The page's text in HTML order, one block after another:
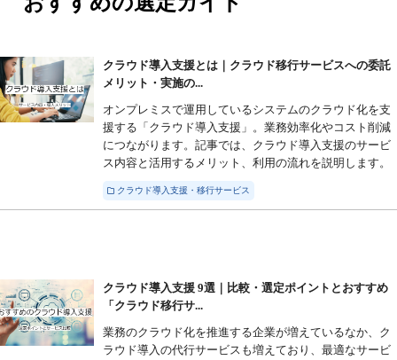
クラウド導入支援とは｜クラウド移行サービスへの委託
メリット・実施の...
オンプレミスで運用しているシステムのクラウド化を支
援する「クラウド導入支援」。業務効率化やコスト削減
につながります。記事では、クラウド導入支援のサービ
ス内容と活用するメリット、利用の流れを説明します。
クラウド導入支援・移行サービス
クラウド導入支援 9選｜比較・選定ポイントとおすすめ
「クラウド移行サ...
業務のクラウド化を推進する企業が増えているなか、ク
ラウド導入の代行サービスも増えており、最適なサービ